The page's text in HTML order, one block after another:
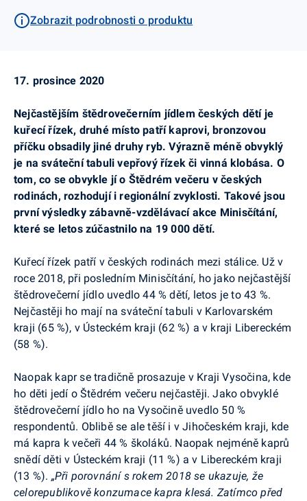
Zobrazit podrobnosti o produktu
17. prosince 2020
Nejčastějším štědrovečerním jídlem českých dětí je
kuřecí řízek, druhé místo patří kaprovi, bronzovou
příčku obsadily jiné druhy ryb. Výrazně méně obvyklý
je na sváteční tabuli vepřový řízek či vinná klobása. O
tom, co se obvykle jí o Štědrém večeru v českých
rodinách, rozhodují i regionální zvyklosti. Takové jsou
první výsledky zábavně-vzdělávací akce Minisčítání,
které se letos zúčastnilo na 19 000 dětí.
Kuřecí řízek patří v českých rodinách mezi stálice. Už v
roce 2018, při posledním Minisčítání, ho jako nejčastější
štědrovečerní jídlo uvedlo 44 % dětí, letos je to 43 %.
Nejčastěji ho mají na sváteční tabuli v Karlovarském
kraji (65 %), v Ústeckém kraji (62 %) a v kraji Libereckém
(58 %).
Naopak kapr se tradičně prosazuje v Kraji Vysočina, kde
ho děti jedí o Štědrém večeru nejčastěji. Jako obvyklé
štědrovečerní jídlo ho na Vysočině uvedlo 50 %
respondentů. Oblibě se ale těší i v Jihočeském kraji, kde
má kapra k večeři 44 % školáků. Naopak nejméně kaprů
snědí děti v Ústeckém kraji (11 %) a v Libereckém kraji
(13 %). „Při porovnání s rokem 2018 se ukazuje, že
celorepublikově konzumace kapra klesá. Zatímco před